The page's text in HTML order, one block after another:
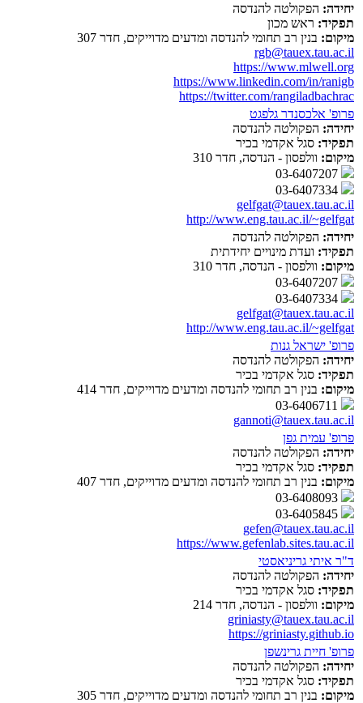
יחידה: הפקולטה להנדסה
תפקיד: ראש מכון
מיקום: בנין רב תחומי להנדסה ומדעים מדוייקים, חדר 307
rgb@tauex.tau.ac.il
https://www.mlwell.org
https://www.linkedin.com/in/ranigb
https://twitter.com/rangiladbachrac
פרופ' אלכסנדר גלפגט
יחידה: הפקולטה להנדסה
תפקיד: סגל אקדמי בכיר
מיקום: וולפסון - הנדסה, חדר 310
gelfgat@tauex.tau.ac.il
http://www.eng.tau.ac.il/~gelfgat
יחידה: הפקולטה להנדסה
תפקיד: ועדת מינויים יחידתית
מיקום: וולפסון - הנדסה, חדר 310
gelfgat@tauex.tau.ac.il
http://www.eng.tau.ac.il/~gelfgat
פרופ' ישראל גנות
יחידה: הפקולטה להנדסה
תפקיד: סגל אקדמי בכיר
מיקום: בנין רב תחומי להנדסה ומדעים מדוייקים, חדר 414
gannoti@tauex.tau.ac.il
פרופ' עמית גפן
יחידה: הפקולטה להנדסה
תפקיד: סגל אקדמי בכיר
מיקום: בנין רב תחומי להנדסה ומדעים מדוייקים, חדר 407
gefen@tauex.tau.ac.il
https://www.gefenlab.sites.tau.ac.il
ד"ר איתי גריניאסטי
יחידה: הפקולטה להנדסה
תפקיד: סגל אקדמי בכיר
מיקום: וולפסון - הנדסה, חדר 214
griniasty@tauex.tau.ac.il
https://griniasty.github.io
פרופ' חיית גרינשפן
יחידה: הפקולטה להנדסה
תפקיד: סגל אקדמי בכיר
מיקום: בנין רב תחומי להנדסה ומדעים מדוייקים, חדר 305